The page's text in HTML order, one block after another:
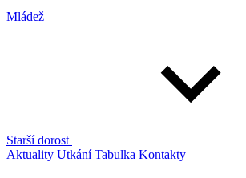
Mládež
Starší dorost
Aktuality UtkáníTabulka Kontakty